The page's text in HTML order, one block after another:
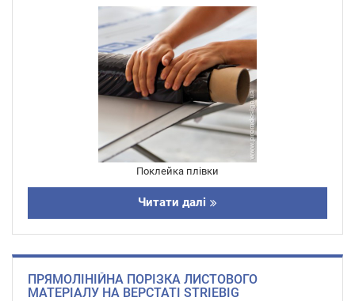
Поклейка плівки
Читати далі
ПРЯМОЛІНІЙНА ПОРІЗКА ЛИСТОВОГО
МАТЕРІАЛУ НА ВЕРСТАТІ STRIEBIG